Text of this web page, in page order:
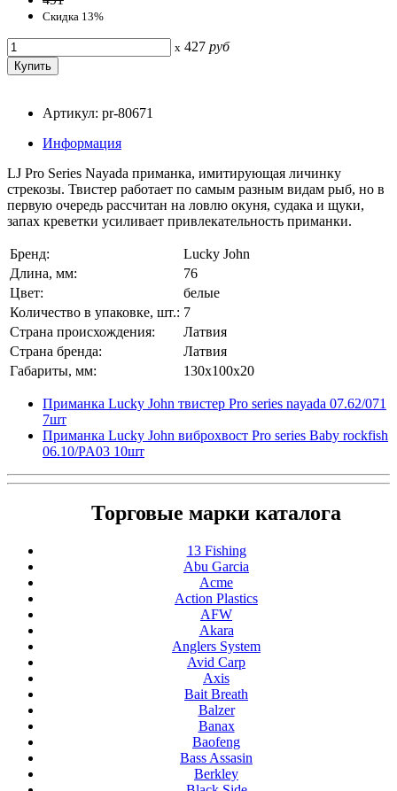
Скидка 13%
x 427 руб
Артикул: pr-80671
Информация
LJ Pro Series Nayada приманка, имитирующая личинку
стрекозы. Твистер работает по самым разным видам рыб, но в
первую очередь рассчитан на ловлю окуня, судака и щуки,
запах креветки усиливает привлекательность приманки.
Бренд:
Lucky John
Длина, мм:
76
Цвет:
белые
Количество в упаковке, шт.: 7
Страна происхождения:
Латвия
Страна бренда:
Латвия
Габариты, мм:
130x100x20
Приманка Lucky John твистер Pro series nayada 07.62/071
7шт
Приманка Lucky John виброхвост Pro series Baby rockfish
06.10/PA03 10шт
Торговые марки каталога
13 Fishing
Abu Garcia
Acme
Action Plastics
AFW
Akara
Anglers System
Avid Carp
Axis
Bait Breath
Balzer
Banax
Baofeng
Bass Assasin
Berkley